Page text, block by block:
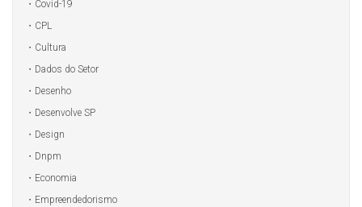
Covid-19
CPL
Cultura
Dados do Setor
Desenho
Desenvolve SP
Design
Dnpm
Economia
Empreendedorismo